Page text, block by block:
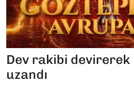
Dev rakibi devirerek
uzandı